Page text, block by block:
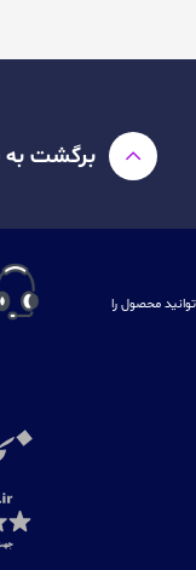
برگشت به
محصول را